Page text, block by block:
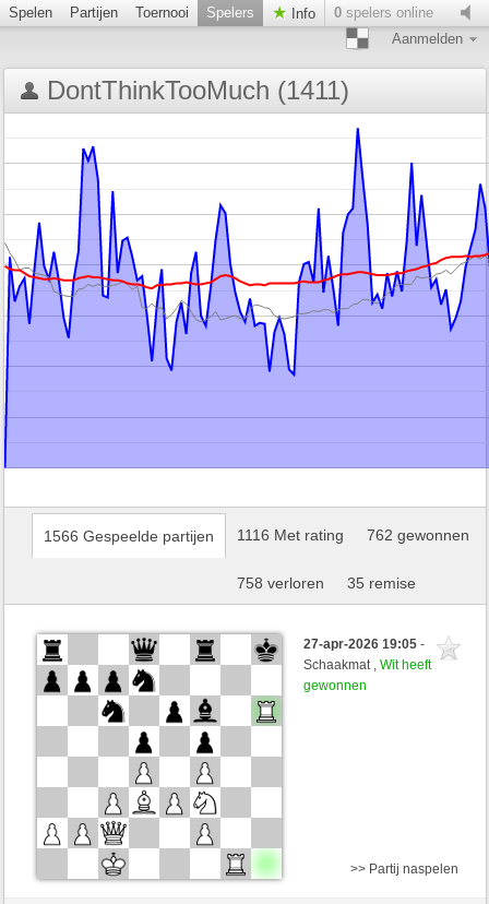
Spelen Partijen Toernooi Spelers Info 0 spelers online
Aanmelden
DontThinkTooMuch (1411)
1566 Gespeelde partijen 1116 Met rating 762 gewonnen
758 verloren 35 remise
27-apr-2026 19:05-
Schaakmat ,Wit heeft
gewonnen
>> Partij naspelen